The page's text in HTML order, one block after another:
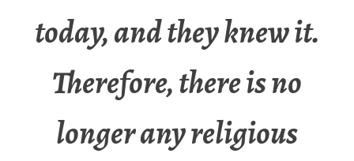
today, and they knew it.
Therefore, there is no
longer any religious